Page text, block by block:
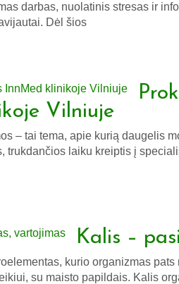
darbas, nuolatinis stresas ir
Dėl šios
Vilniuje
– tai tema, apie kurią daugelis
trukdančios laiku kreiptis į
Kalis –
kurio organizmas
su maisto papildais. Kalis